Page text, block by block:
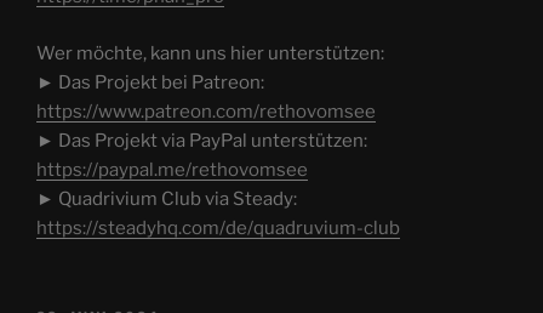
Wer möchte, kann uns hier unterstützen:
► Das Projekt bei Patreon:
https://www.patreon.com/rethovomsee
► Das Projekt via PayPal unterstützen:
https://paypal.me/rethovomsee
► Quadrivium Club via Steady:
https://steadyhq.com/de/quadruvium-club